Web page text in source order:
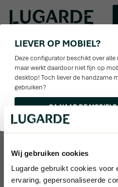
Wij gebruiken cookies
Lugarde gebruikt cookies voor
ervaring, gepersonaliseerde
Sjabloon
3 4
Wanddiktes
Optie(s) aanpassen
28mm
Optie(s) aanpassen
Hout
LIEVER OP MOBIEL?
Deze configurator beschikt over
maar werkt daardoor niet fijn op
desktop! Toch liever de handzame
gebruiken?
GA NAAR DE